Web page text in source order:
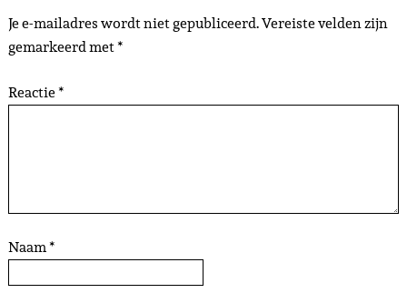
Je e-mailadres wordt niet gepubliceerd.Vereiste velden zijn
gemarkeerd met*
Reactie*
Naam*